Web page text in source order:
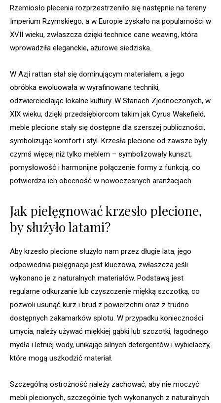
Rzemiosło plecenia rozprzestrzeniło się następnie na tereny
Imperium Rzymskiego, a w Europie zyskało na popularności w
XVII wieku, zwłaszcza dzięki technice cane weaving, która
wprowadziła eleganckie, ażurowe siedziska.
W Azji rattan stał się dominującym materiałem, a jego
obróbka ewoluowała w wyrafinowane techniki,
odzwierciedlając lokalne kultury. W Stanach Zjednoczonych, w
XIX wieku, dzięki przedsiębiorcom takim jak Cyrus Wakefield,
meble plecione stały się dostępne dla szerszej publiczności,
symbolizując komfort i styl. Krzesła plecione od zawsze były
czymś więcej niż tylko meblem – symbolizowały kunszt,
pomysłowość i harmonijne połączenie formy z funkcją, co
potwierdza ich obecność w nowoczesnych aranżacjach.
Jak pielęgnować krzesło plecione,
by służyło latami?
Aby krzesło plecione służyło nam przez długie lata, jego
odpowiednia pielęgnacja jest kluczowa, zwłaszcza jeśli
wykonano je z naturalnych materiałów. Podstawą jest
regularne odkurzanie lub czyszczenie miękką szczotką, co
pozwoli usunąć kurz i brud z powierzchni oraz z trudno
dostępnych zakamarków splotu. W przypadku konieczności
umycia, należy używać miękkiej gąbki lub szczotki, łagodnego
mydła i letniej wody, unikając silnych detergentów i wybielaczy,
które mogą uszkodzić materiał.
Szczególną ostrożność należy zachować, aby nie moczyć
mebli plecionych, szczególnie tych wykonanych z naturalnych